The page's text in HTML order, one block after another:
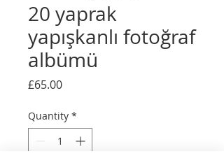
20 yaprak
yapışkanlı fotoğraf
albümü
£65.00Price
Quantity *